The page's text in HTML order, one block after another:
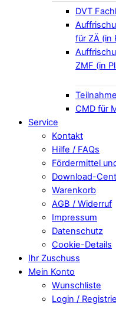
DVT
für ZÄ (in
ZMF (in
CMD für
Service
Kontakt
Hilfe / FAQs
Fördermittel
Download-
Warenkorb
AGB / Widerruf
Impressum
Datenschutz
Cookie-Details
Ihr Zuschuss
Mein Konto
Wunschliste
Login /